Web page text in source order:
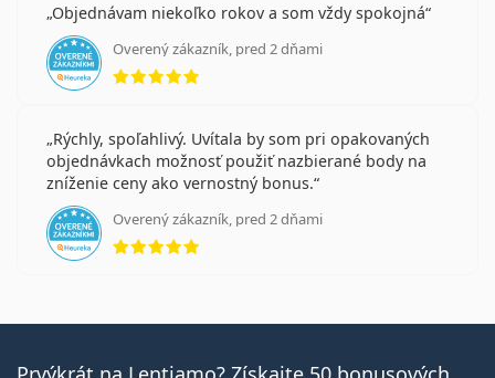
Objednávam niekoľko rokov a som vždy spokojná
Overený zákazník, pred 2 dňami
hodnotenie 5 z 5
Rýchly, spoľahlivý. Uvítala by som pri opakovaných
objednávkach možnosť použiť nazbierané body na
zníženie ceny ako vernostný bonus.
Overený zákazník, pred 2 dňami
hodnotenie 5 z 5